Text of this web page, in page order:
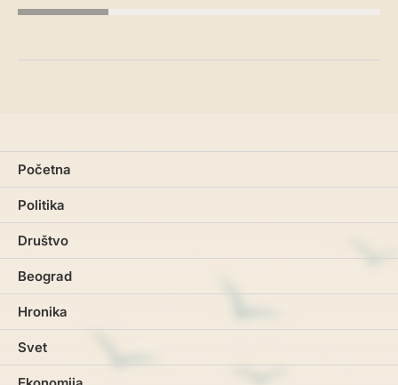
Početna
Politika
Društvo
Beograd
Hronika
Svet